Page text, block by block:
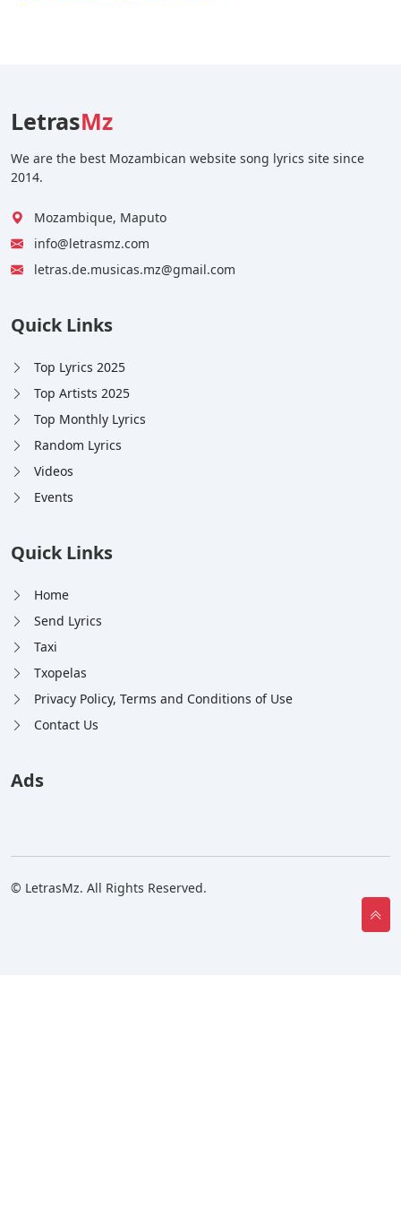
LetrasMz
We are the best Mozambican website song lyrics site since
2014.
Mozambique, Maputo
info@letrasmz.com
letras.de.musicas.mz@gmail.com
Quick Links
Top Lyrics 2025
Top Artists 2025
Top Monthly Lyrics
Random Lyrics
Videos
Events
Quick Links
Home
Send Lyrics
Taxi
Txopelas
Privacy Policy, Terms and Conditions of Use
Contact Us
Ads
© LetrasMz. All Rights Reserved.